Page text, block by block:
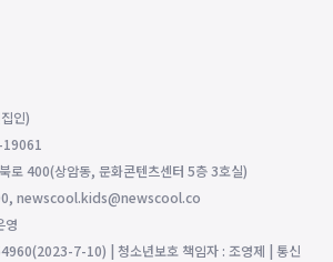
인)
19061
로 400(상암동, 문화콘텐츠센터 5층 3호실)
newscool.kids@newscool.co
영
7-10) | 청소년보호 책임자 : 조영제 | 통신